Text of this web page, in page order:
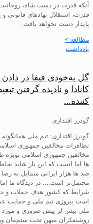
آنکه قدرت در دست شاه،
قدرت، استقلال نهادهای قانونی
پایدار دست نخواهد یافت.
مطالعه »
یادداشت
گل به‌خودی فیفا در دادن
کانادا و نادیده گرفتن
کننده…
گودرز اقتداری
تظاهرات مخالفین جمهوری اسلامی
مخالفین جمهوری اسلامی بویژه
ها اما انست که این بار شاید
صد ها هزار ایرانی متمایل به
محتمل‌تر است…. در دیدگاه ما
شرایط که کشور هدف حملات و
است پیروزی تیم ملی و حمایت
ملی بیش لز پیش ضروری و مورد
روشنفکران میهن تحت ستم‌مان